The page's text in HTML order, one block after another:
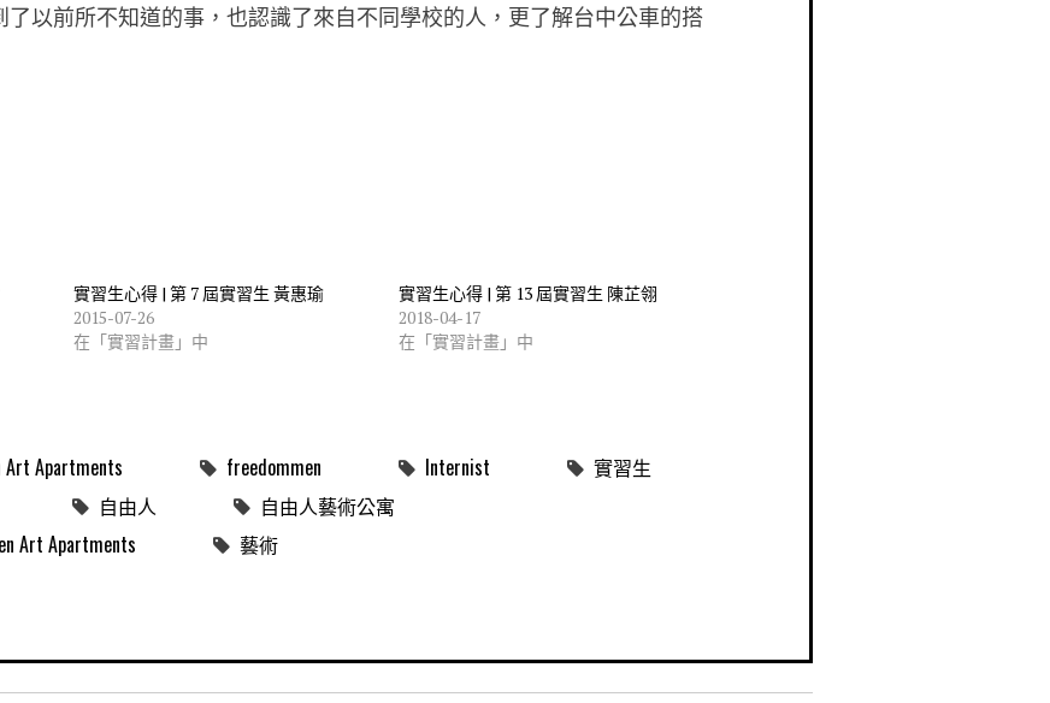
了以前所不知道的事，也認識了來自不同學校的人，更了解台中公車的搭
實習生心得 | 第 7 屆實習生 黃惠瑜
2015-07-26
在「實習計畫」中
實習生心得 | 第 13 屆實習生 陳芷翎
2018-04-17
在「實習計畫」中
Art Apartments freedommen Internist
實習生
自由人
自由人藝術公寓
Art Apartments
藝術